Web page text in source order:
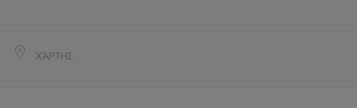
ΧΆΡΤΗΣ